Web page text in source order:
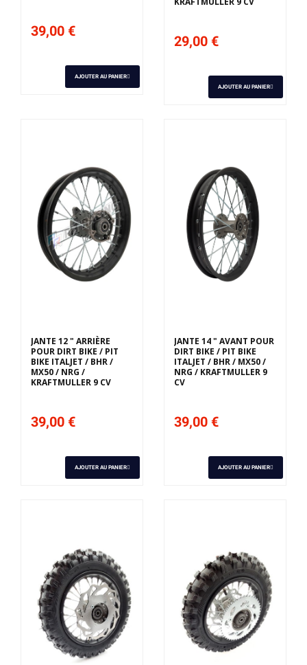
39,00 €
AJOUTER AU PANIER
29,00 €
AJOUTER AU PANIER
JANTE 12 " ARRIÈRE
POUR DIRT BIKE / PIT
BIKE ITALJET / BHR /
MX50 / NRG /
KRAFTMULLER 9 CV
39,00 €
AJOUTER AU PANIER
JANTE 14 " AVANT POUR
DIRT BIKE / PIT BIKE
ITALJET / BHR / MX50 /
NRG / KRAFTMULLER 9
CV
39,00 €
AJOUTER AU PANIER